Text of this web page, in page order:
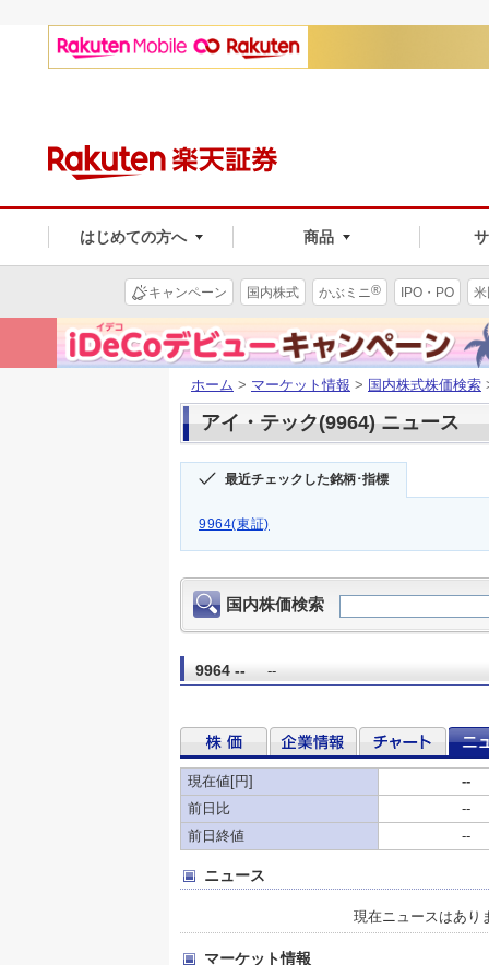
はじめての方へ 商品
キャンペーン 国内株式 かぶミニ® IPO・PO
ホーム > マーケット情報 > 国内株式株価検索
アイ・テック(9964) ニュース
最近チェックした銘柄･指標
9964(東証)